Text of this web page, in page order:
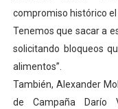
compromiso histórico
Tenemos que sacar a
solicitando bloqueos
alimentos”.
También, Alexander
de Campaña Darío